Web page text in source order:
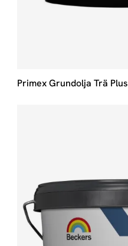
Primex Grundolja Trä Plus